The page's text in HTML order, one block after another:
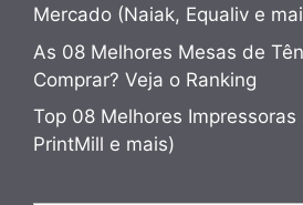
Mercado (Naiak, Equaliv e
As 08 Melhores Mesas de
Comprar? Veja o Ranking
Top 08 Melhores Impressoras
PrintMill e mais)